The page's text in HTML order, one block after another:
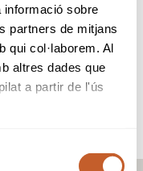
informació sobre
partners de mitjans
qui col·laborem. Al
altres dades que
a partir de l'ús
Golf Club posee
junto con otros 8
Tour Operadores
año 2000 como
Worldwide”.